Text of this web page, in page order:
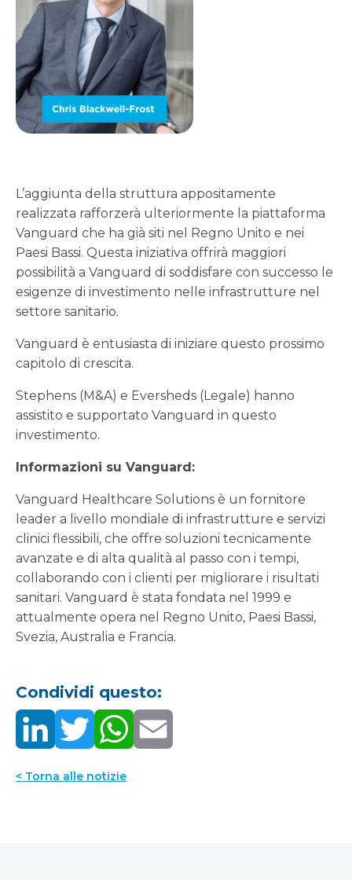
L’aggiunta della struttura appositamente
realizzata rafforzerà ulteriormente la piattaforma
Vanguard che ha già siti nel Regno Unito e nei
Paesi Bassi. Questa iniziativa offrirà maggiori
possibilità a Vanguard di soddisfare con successo le
esigenze di investimento nelle infrastrutture nel
settore sanitario.
Vanguard è entusiasta di iniziare questo prossimo
capitolo di crescita.
Stephens (M&A) e Eversheds (Legale) hanno
assistito e supportato Vanguard in questo
investimento.
Informazioni su Vanguard:
Vanguard Healthcare Solutions è un fornitore
leader a livello mondiale di infrastrutture e servizi
clinici flessibili, che offre soluzioni tecnicamente
avanzate e di alta qualità al passo con i tempi,
collaborando con i clienti per migliorare i risultati
sanitari. Vanguard è stata fondata nel 1999 e
attualmente opera nel Regno Unito, Paesi Bassi,
Svezia, Australia e Francia.
Condividi questo:
< Torna alle notizie